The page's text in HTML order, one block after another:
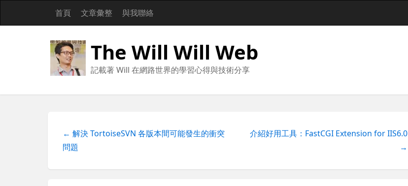
首頁 文章彙整 與我聯絡
The Will Will Web
記載著 Will 在網路世界的學習心得與技術分享
← 解決 TortoiseSVN 各版本間可能發生的衝突
問題
介紹好用工具：FastCGI Extension for IIS6.0
→